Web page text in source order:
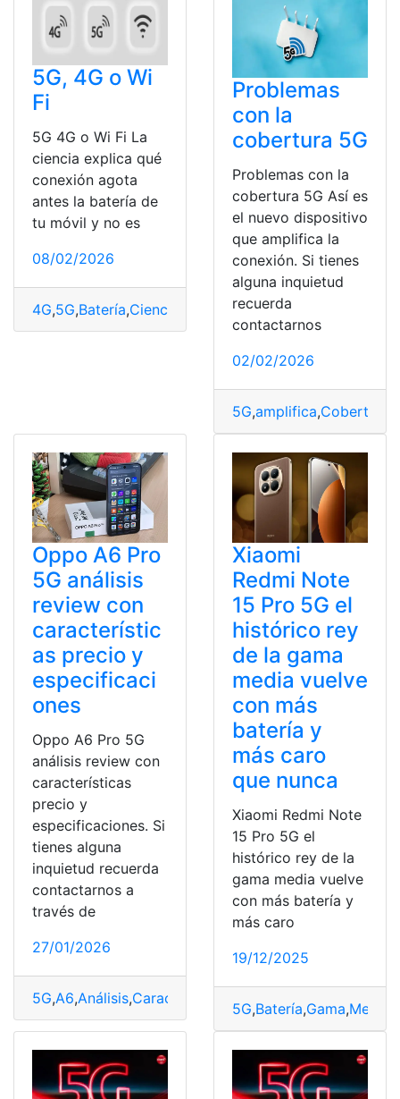
5G, 4G o Wi
Fi
5G 4G o Wi Fi La
ciencia explica qué
conexión agota
antes la batería de
tu móvil y no es
08/02/2026
4G,5G,Batería,Ciencia Conexión,Móvil,
Problemas
con la
cobertura 5G
Problemas con la
cobertura 5G Así es
el nuevo dispositivo
que amplifica la
conexión. Si tienes
alguna inquietud
recuerda
contactarnos
02/02/2026
5G,amplifica,Cobertura
Oppo A6 Pro
5G análisis
review con
característic
as precio y
especificaci
ones
Oppo A6 Pro 5G
análisis review con
características
precio y
especificaciones. Si
tienes alguna
inquietud recuerda
contactarnos a
través de
27/01/2026
5G,A6,Análisis,Características Especificaciones
Xiaomi
Redmi Note
15 Pro 5G el
histórico rey
de la gama
media vuelve
con más
batería y
más caro
que nunca
Xiaomi Redmi Note
15 Pro 5G el
histórico rey de la
gama media vuelve
con más batería y
más caro
19/12/2025
5G,Batería,Gama,Media